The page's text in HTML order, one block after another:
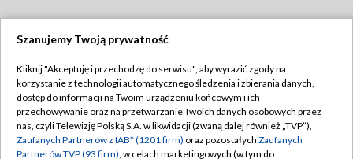
TVP
Abonament TVP
Emisja w TVP
Regulamin TVP
Polityka prywatności
Szanujemy Twoją prywatność
Kliknij "Akceptuję i przechodzę do serwisu", aby wyrazić zgody na
korzystanie z technologii automatycznego śledzenia i zbierania danych,
dostęp do informacji na Twoim urządzeniu końcowym i ich
przechowywanie oraz na przetwarzanie Twoich danych osobowych przez
nas, czyli Telewizję Polską S.A. w likwidacji (zwaną dalej również „TVP”),
Zaufanych Partnerów z IAB* (1201 firm) oraz pozostałych Zaufanych
Partnerów TVP (93 firm), w celach marketingowych (w tym do